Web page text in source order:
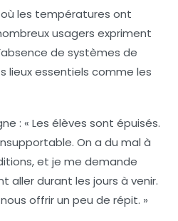
où les températures ont
usagers expriment
de systèmes de
lieux essentiels comme les
: « Les élèves sont épuisés.
On a du mal à
et je me demande
aller durant les jours à venir.
offrir un peu de répit. »